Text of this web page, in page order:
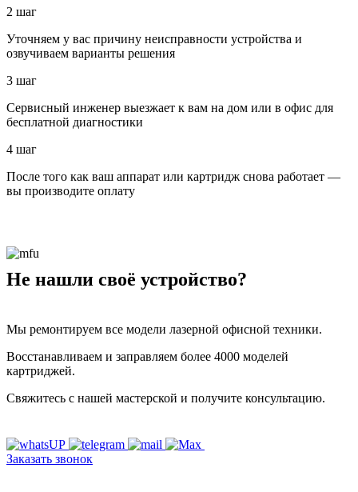
2 шаг
Уточняем у вас причину неисправности устройства и
озвучиваем варианты решения
3 шаг
Сервисный инженер выезжает к вам на дом или в офис для
бесплатной диагностики
4 шаг
После того как ваш аппарат или картридж снова работает —
вы производите оплату
Не нашли своё устройство?
Мы ремонтируем все модели лазерной офисной техники.
Восстанавливаем и заправляем более 4000 моделей
картриджей.
Свяжитесь с нашей мастерской и получите консультацию.
Заказать звонок